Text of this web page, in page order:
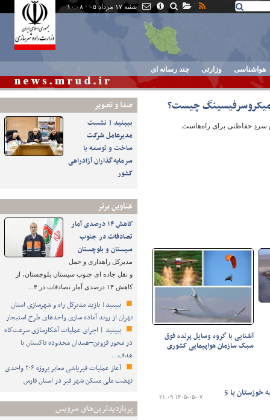
شنبه ۱۷ مرداد ۰۵ - ۱۰:۰۸
هواشناسی وزارتی چند رسانه ای
صدا و تصوير
ببینید | نشست
مدیرعامل شرکت
ساخت و توسعه با
سرمایه‌گذاران آزادراهی
کشور
عناوین برتر
کاهش ۱۴ درصدی آمار
تصادفات در جنوب
سیستان و بلوچستان
مدیرکل راهداری و حمل
و نقل جاده ای جنوب سیستان بلوچستان، از
کاهش ۱۴ درصدی آمار تصادفات در ۴…
ببینید| بازید مدیرکل راه و شهرسازی استان
تهران از روند آماده سازی واحدهای طرح استیجار
ببینید | اجرای عملیات آشکارسازی سرعت‌کاه
در محور قزوین–همدان محدوده تاکستان با
هدف…
آعاز عملیات قیرپاشی معابر پروژه ۲۰۶ واحدی
نهضت ملی مسکن شهر قیر در استان فارس
پربازدیدترین‌های سرویس
چیست؟
حفاظتی برای راه‌هاست.
آشنایی با گروه وسایل پرنده فوق
سبک سازمان هواپیمایی کشوری
۱۴۰۵-۰۵-۰۷ ۲۱:۰۹ ببینید| برگزاری نشست کارگروه استانی پایش ایمنی ساختمان‌های مهم و بلند مرتبه خوزستان با 5